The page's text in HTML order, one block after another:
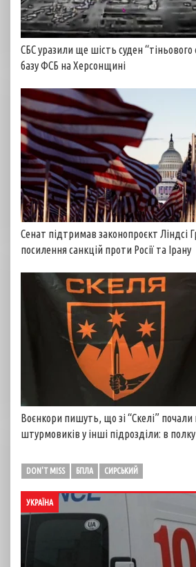
СБС уразили ще шість суден “тіньового
базу ФСБ на Херсонщині
Сенат підтримав законопроєкт Ліндсі
посилення санкцій проти Росії та Ірану
Воєнкори пишуть, що зі “Скелі”
штурмовиків у інші підрозділи: в
DON'T MISS БПЛА СИРСЬКИЙ
УКРАЇНА